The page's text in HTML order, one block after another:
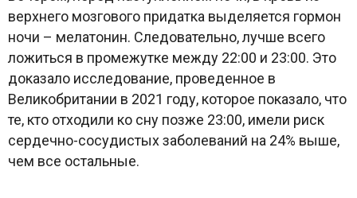
верхнего мозгового придатка выделяется гормон
ночи – мелатонин. Следовательно, лучше всего
ложиться в промежутке между 22:00 и 23:00. Это
доказало исследование, проведенное в
Великобритании в 2021 году, которое показало, что
те, кто отходили ко сну позже 23:00, имели риск
сердечно-сосудистых заболеваний на 24% выше,
чем все остальные.